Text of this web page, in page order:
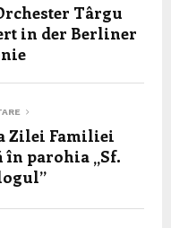
Târgu
in der Berliner
Zilei Familiei
în parohia „Sf.